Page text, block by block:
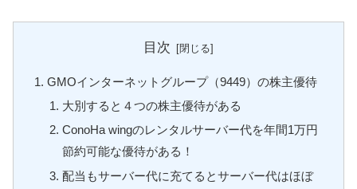
目次
GMOインターネットグループ（9449）の株主優待
大別すると４つの株主優待がある
ConoHa wingのレンタルサーバー代を年間1万円
節約可能な優待がある！
配当もサーバー代に充てるとサーバー代はほぼ